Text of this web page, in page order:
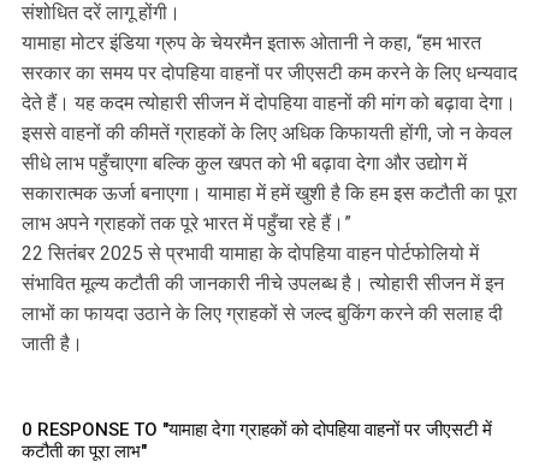
संशोधित दरें लागू होंगी।
यामाहा मोटर इंडिया ग्रुप के चेयरमैन इतारू ओतानी ने कहा, “हम भारत
सरकार का समय पर दोपहिया वाहनों पर जीएसटी कम करने के लिए धन्यवाद
देते हैं। यह कदम त्योहारी सीजन में दोपहिया वाहनों की मांग को बढ़ावा देगा।
इससे वाहनों की कीमतें ग्राहकों के लिए अधिक किफायती होंगी, जो न केवल
सीधे लाभ पहुँचाएगा बल्कि कुल खपत को भी बढ़ावा देगा और उद्योग में
सकारात्मक ऊर्जा बनाएगा। यामाहा में हमें खुशी है कि हम इस कटौती का पूरा
लाभ अपने ग्राहकों तक पूरे भारत में पहुँचा रहे हैं।”
22 सितंबर 2025 से प्रभावी यामाहा के दोपहिया वाहन पोर्टफोलियो में
संभावित मूल्य कटौती की जानकारी नीचे उपलब्ध है। त्योहारी सीजन में इन
लाभों का फायदा उठाने के लिए ग्राहकों से जल्द बुकिंग करने की सलाह दी
जाती है।
0 RESPONSE TO "यामाहा देगा ग्राहकों को दोपहिया वाहनों पर जीएसटी में
कटौती का पूरा लाभ"